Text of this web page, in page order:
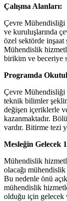
Çalışma Alanları:
Çevre Mühendisliği
ve kuruluşlarında
özel sektörde inşaat
Mühendislik
birikim ve beceriye
Programda
Çevre Mühendisliği
teknik bilimler
değişen içeriklerle
kazanmaktadır.
vardır. Bitirme tezi
Mesleğin Gelecek
Mühendislik
olacağı mühendislik
Bu nedenle önü
mühendislik
olduğu için gelecek